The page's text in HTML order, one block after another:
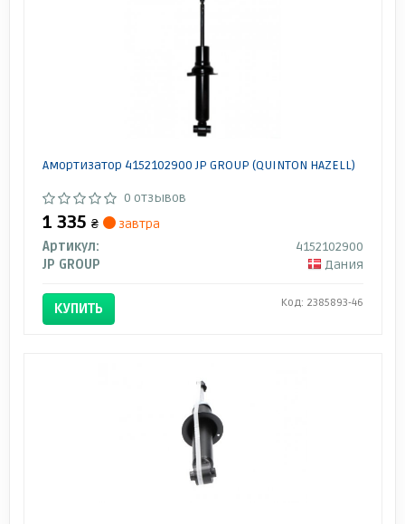
Амортизатор 4152102900 JP GROUP (QUINTON HAZELL)
0 отзывов
1 335 ₴
завтра
Артикул:
4152102900
JP GROUP
Дания
КУПИТЬ Код: 2385893-46